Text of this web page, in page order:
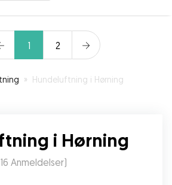
1 2
» Hundeluftning i Hørning
i Hørning
16 Anmeldelser)